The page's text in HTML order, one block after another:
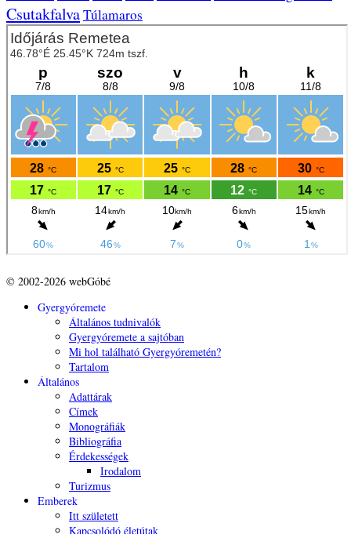
CsutakfalvaTúlamaros
© 2002-2026 webGóbé
Gyergyóremete
Általános tudnivalók
Gyergyóremete a sajtóban
Mi hol található Gyergyóremetén?
Tartalom
Általános
Adattárak
Címek
Monográfiák
Bibliográfia
Érdekességek
Irodalom
Turizmus
Emberek
Itt született
Kapcsolódó életútak